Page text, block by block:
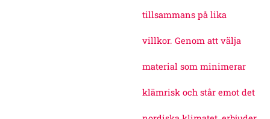
tillsammans på lika
villkor. Genom att välja
material som minimerar
klämrisk och står emot det